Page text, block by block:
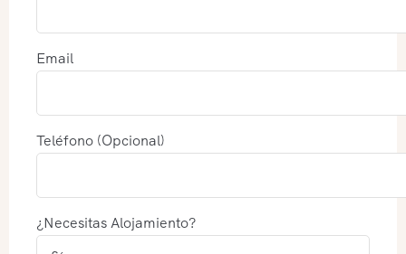
Email
Teléfono (Opcional)
¿Necesitas Alojamiento?